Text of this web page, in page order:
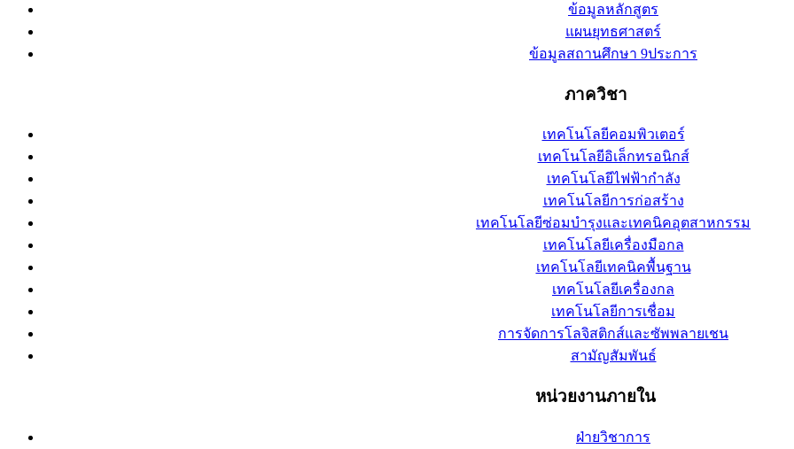
ข้อมูลหลักสูตร
แผนยุทธศาสตร์
ข้อมูลสถานศึกษา 9ประการ
ภาควิชา
เทคโนโลยีคอมพิวเตอร์
เทคโนโลยีอิเล็กทรอนิกส์
เทคโนโลยีไฟฟ้ากำลัง
เทคโนโลยีการก่อสร้าง
เทคโนโลยีซ่อมบำรุงและเทคนิคอุตสาหกรรม
เทคโนโลยีเครื่องมือกล
เทคโนโลยีเทคนิคพื้นฐาน
เทคโนโลยีเครื่องกล
เทคโนโลยีการเชื่อม
การจัดการโลจิสติกส์และซัพพลายเชน
สามัญสัมพันธ์
หน่วยงานภายใน
ฝ่ายวิชาการ